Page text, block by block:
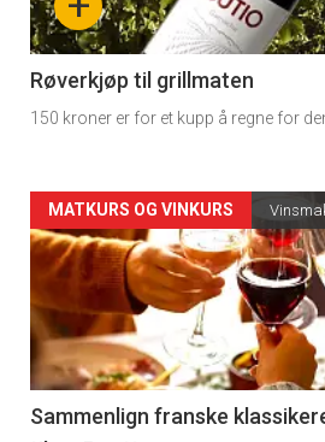
-
4
Røverkjøp til grillmaten
150 kroner er for et kupp å regne for
Forsiden
akkurat
nå
-
5
MATKURS OG VINKURS
Sammenlign franske